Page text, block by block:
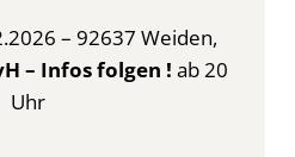
– 92637 Weiden,
– Infos folgen ! ab 20
Uhr